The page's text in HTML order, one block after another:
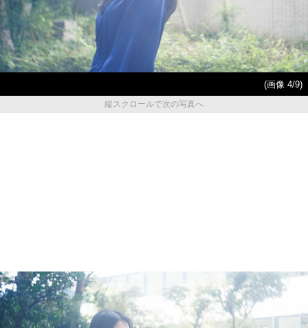
(画像 4/9)
縦スクロールで次の写真へ